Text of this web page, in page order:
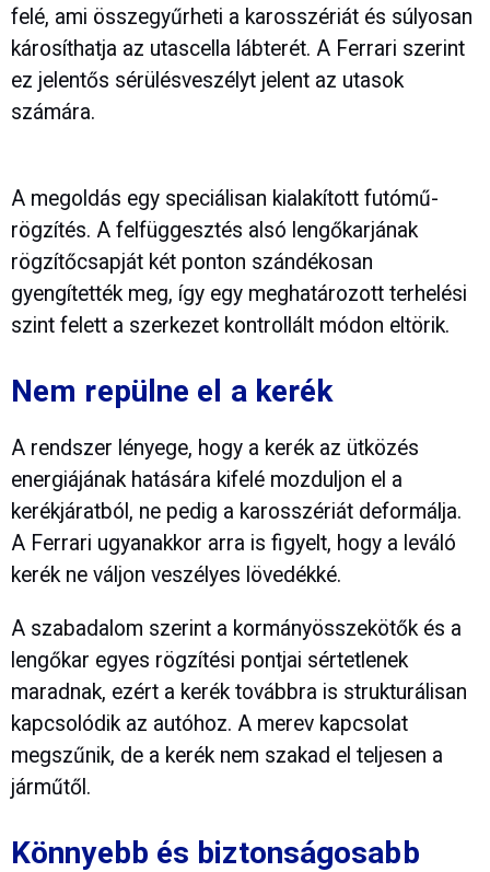
felé, ami összegyűrheti a karosszériát és súlyosan
károsíthatja az utascella lábterét. A Ferrari szerint
ez jelentős sérülésveszélyt jelent az utasok
számára.
A megoldás egy speciálisan kialakított futómű-
rögzítés. A felfüggesztés alsó lengőkarjának
rögzítőcsapját két ponton szándékosan
gyengítették meg, így egy meghatározott terhelési
szint felett a szerkezet kontrollált módon eltörik.
Nem repülne el a kerék
A rendszer lényege, hogy a kerék az ütközés
energiájának hatására kifelé mozduljon el a
kerékjáratból, ne pedig a karosszériát deformálja.
A Ferrari ugyanakkor arra is figyelt, hogy a leváló
kerék ne váljon veszélyes lövedékké.
A szabadalom szerint a kormányösszekötők és a
lengőkar egyes rögzítési pontjai sértetlenek
maradnak, ezért a kerék továbbra is strukturálisan
kapcsolódik az autóhoz. A merev kapcsolat
megszűnik, de a kerék nem szakad el teljesen a
járműtől.
Könnyebb és biztonságosabb